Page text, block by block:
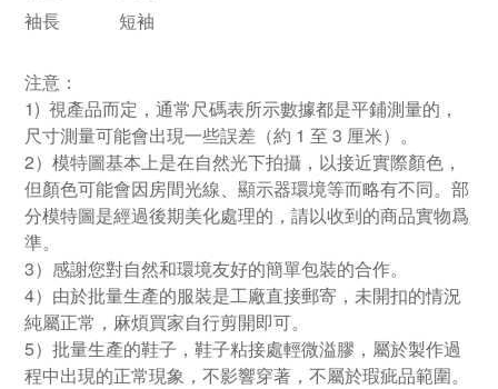
袖長
短袖
注意：
1) 視產品而定，通常尺碼表所示數據都是平鋪測量的，
尺寸測量可能會出現一些誤差（約 1 至 3 厘米）。
2）模特圖基本上是在自然光下拍攝，以接近實際顏色，
但顏色可能會因房間光線、顯示器環境等而略有不同。部
分模特圖是經過後期美化處理的，請以收到的商品實物爲
準。
3）感謝您對自然和環境友好的簡單包裝的合作。
4）由於批量生產的服裝是工廠直接郵寄，未開扣的情況
純屬正常，麻煩買家自行剪開即可。
5）批量生產的鞋子，鞋子粘接處輕微溢膠，屬於製作過
程中出現的正常現象，不影響穿著，不屬於瑕疵品範圍。